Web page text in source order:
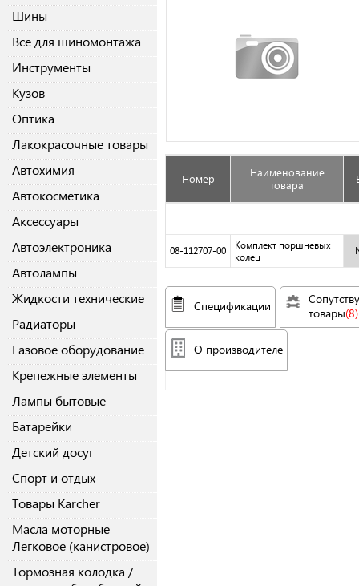
Шины
Все для шиномонтажа
Инструменты
Кузов
Оптика
Лакокрасочные товары
Автохимия
Автокосметика
Аксессуары
Автоэлектроника
Автолампы
Жидкости технические
Радиаторы
Газовое оборудование
Крепежные элементы
Лампы бытовые
Батарейки
Детский досуг
Спорт и отдых
Товары Karcher
Масла моторные
Легковое (канистровое)
Тормозная колодка /
Номер
Наименование
товара
08-112707-00
Комплект поршневых
колец
Спецификации
товары(8)
О производителе